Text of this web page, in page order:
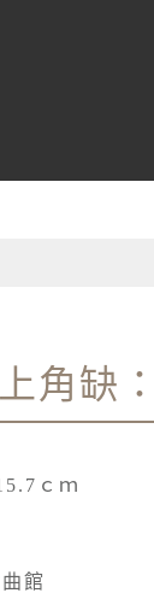
角缺
ｃｍ
館